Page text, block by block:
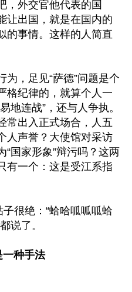
，外交官他代表的国
让出国，就是在国内的
的事情。这样的人简直
为，足见“萨德”问题是个
格纪律的，就算个人一
地连战”，还与人争执。
常出入正式场合，人五
人声誉？大使馆对采访
国家形象”辩污吗？这两
有一个：这是受江系指
很绝：“蛤哈呱呱呱蛤
说了。
一种手法